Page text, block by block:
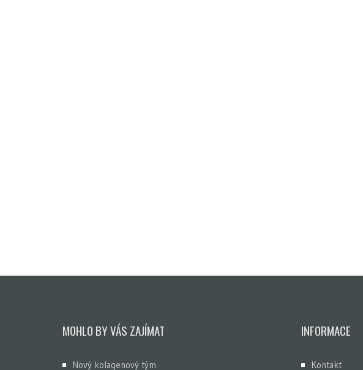
MOHLO BY VÁS ZAJÍMAT
Nový kolagenový tým
INFORMACE
Kontakt